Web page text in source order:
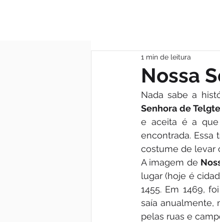
Nossa
1 min de leitura
Nada sabe a
Senhora de Telgte
e aceita é a
encontrada. Essa
costume de levar
A imagem de
lugar (hoje é
1455. Em 1469,
saía anualmente,
pelas ruas e